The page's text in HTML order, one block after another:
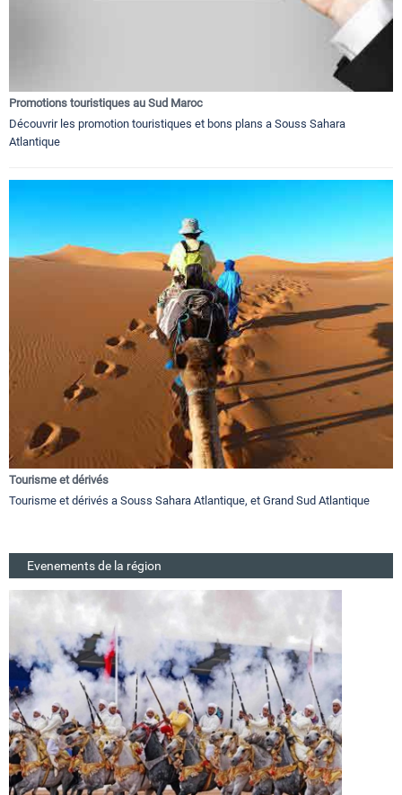
Promotions touristiques au Sud Maroc
Découvrir les promotion touristiques et bons plans a Souss Sahara
Atlantique
Tourisme et dérivés
Tourisme et dérivés a Souss Sahara Atlantique, et Grand Sud Atlantique
Evenements de la région